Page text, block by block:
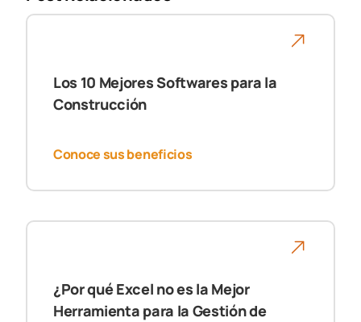
Los 10 Mejores Softwares para la
Construcción
Conoce sus beneficios
¿Por qué Excel no es la Mejor
Herramienta para la Gestión de